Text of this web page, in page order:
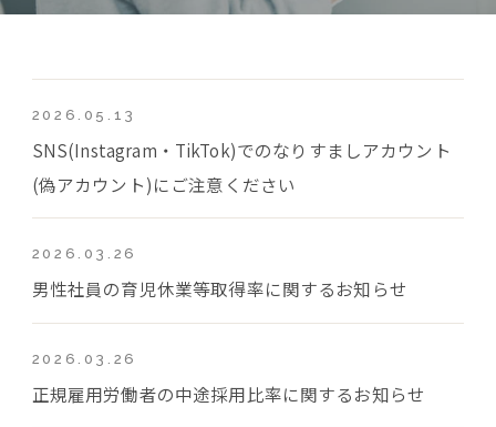
2026.05.13
SNS(Instagram・TikTok)でのなりすましアカウント
(偽アカウント)にご注意ください
2026.03.26
男性社員の育児休業等取得率に関するお知らせ
2026.03.26
正規雇用労働者の中途採用比率に関するお知らせ